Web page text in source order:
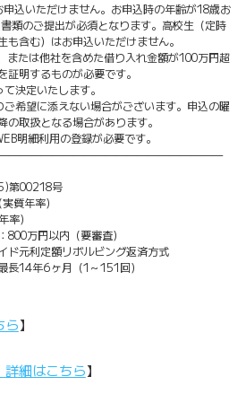
込いただけません。お申込時の年齢が18歳お
類のご提出が必須となります。高校生（定時
含む）はお申込いただけません。
たは他社を含めた借り入れ金額が100万円超
明するものが必要です。
決定いたします。
希望に添えない場合がございます。申込の曜
取扱となる場合があります。
明細利用の登録が必要です。
※———————————————————————
第00218号
質年率）
）
万円以内（要審査）
元利定額リボルビング返済方式
14年6ヶ月（1～151回）
ら】
詳細はこちら】